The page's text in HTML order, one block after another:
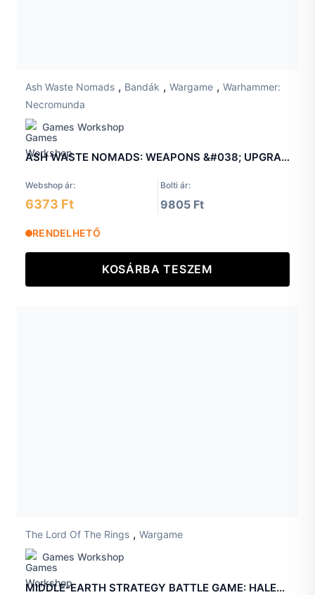
Ash Waste Nomads , Bandák , Wargame , Warhammer:
Necromunda
Games Workshop
ASH WASTE NOMADS: WEAPONS &#038; UPGRADES
Webshop ár: Bolti ár:
6373 Ft 9805 Ft
RENDELHETŐ
KOSÁRBA TESZEM
The Lord Of The Rings , Wargame
Games Workshop
MIDDLE-EARTH STRATEGY BATTLE GAME: HALETH &#038; HAMA PRINCES OF ROHAN